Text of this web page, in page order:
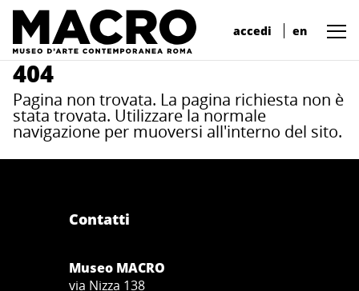
accedi en
404
Pagina non trovata. La pagina richiesta non è
stata trovata. Utilizzare la normale
navigazione per muoversi all'interno del sito.
Contatti
Museo MACRO
via Nizza 138